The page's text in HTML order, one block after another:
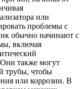
или
проблемы с
обычно начинают с
включая
также могут
трубы, чтобы
или коррозии. В